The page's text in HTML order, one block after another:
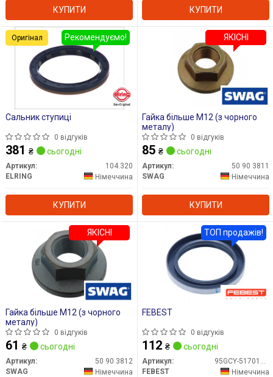
КУПИТИ КУПИТИ
Сальник ступиці
0 відгуків
381 ₴ сьогодні
Артикул:
104.320
ELRING
Німеччина
КУПИТИ
Рекомендуємо!
Оригінал
Гайка більше М12 (з чорного
металу)
0 відгуків
85 ₴ сьогодні
Артикул:
50 90 3811
SWAG
Німеччина
КУПИТИ
ЯКІСНІ
Гайка більше М12 (з чорного
металу)
0 відгуків
61 ₴ сьогодні
Артикул:
50 90 3812
SWAG
Німеччина
ЯКІСНІ
FEBEST
0 відгуків
112 ₴ сьогодні
Артикул:
95GCY-51701010X
FEBEST
Німеччина
ТОП продажів!